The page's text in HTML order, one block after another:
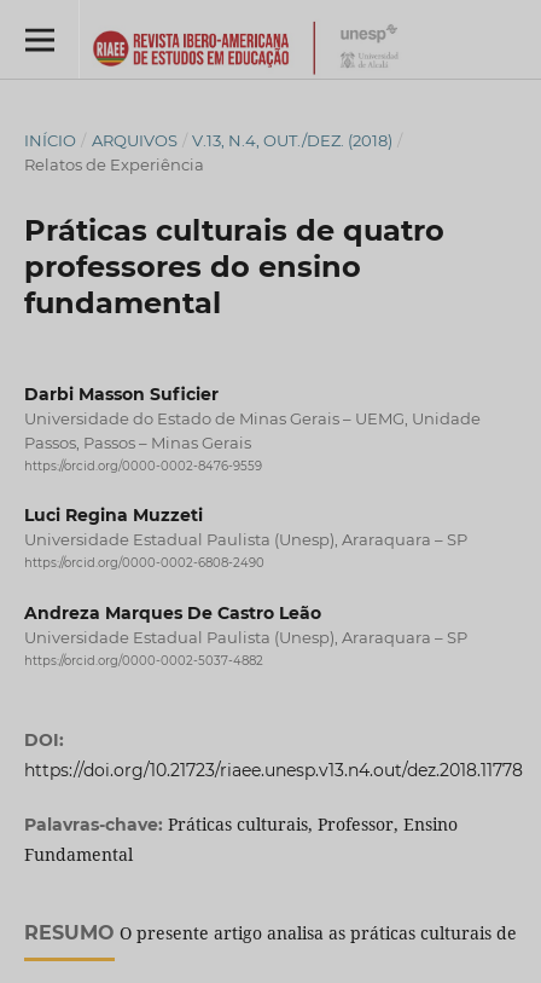
INÍCIO / ARQUIVOS / V.13, N.4, OUT./DEZ. (2018) /
Relatos de Experiência
Práticas culturais de quatro
professores do ensino
fundamental
Darbi Masson Suficier
Universidade do Estado de Minas Gerais – UEMG, Unidade
Passos, Passos – Minas Gerais
https://orcid.org/0000-0002-8476-9559
Luci Regina Muzzeti
Universidade Estadual Paulista (Unesp), Araraquara – SP
https://orcid.org/0000-0002-6808-2490
Andreza Marques De Castro Leão
Universidade Estadual Paulista (Unesp), Araraquara – SP
https://orcid.org/0000-0002-5037-4882
DOI:
https://doi.org/10.21723/riaee.unesp.v13.n4.out/dez.2018.11778
Palavras-chave: Práticas culturais, Professor, Ensino
Fundamental
RESUMO O presente artigo analisa as práticas culturais de